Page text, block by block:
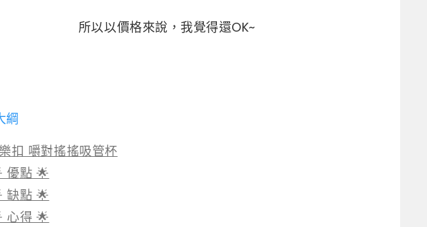
所以以價格來說，我覺得還OK~
綱
扣 嚼對搖搖吸管杯
優點 🌟
缺點 🌟
心得 🌟